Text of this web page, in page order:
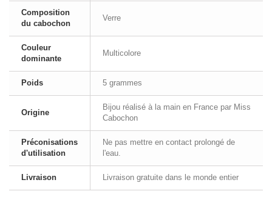
Composition
du cabochon
Verre
Couleur
dominante
Multicolore
Poids 5 grammes
Origine
Bijou réalisé à la main en France par Miss
Cabochon
Préconisations
d'utilisation
Ne pas mettre en contact prolongé de
l'eau.
Livraison Livraison gratuite dans le monde entier